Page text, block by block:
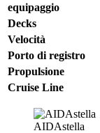
equipaggio
Decks
Velocità
Porto di registro
Propulsione
Cruise Line
AIDAstella